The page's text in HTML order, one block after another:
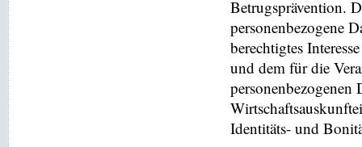
Betrugsprävention.
personenbezogene
berechtigtes
und dem für die
personenbezogenen
Identitäts- und